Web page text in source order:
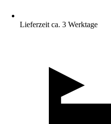
Lieferzeit ca. 3 Werktage